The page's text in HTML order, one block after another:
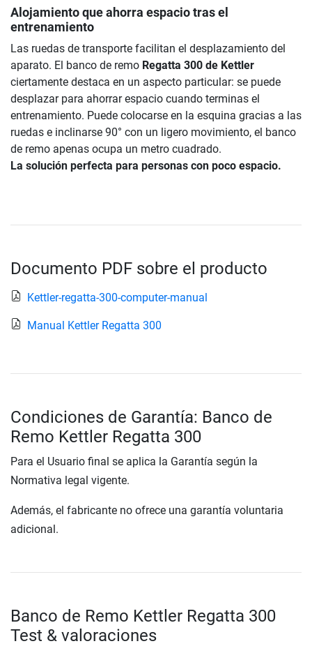
Alojamiento que ahorra espacio tras el
entrenamiento
Las ruedas de transporte facilitan el desplazamiento del
aparato. El banco de remo Regatta 300 de Kettler
ciertamente destaca en un aspecto particular: se puede
desplazar para ahorrar espacio cuando terminas el
entrenamiento. Puede colocarse en la esquina gracias a las
ruedas e inclinarse 90° con un ligero movimiento, el banco
de remo apenas ocupa un metro cuadrado.
La solución perfecta para personas con poco espacio.
Documento PDF sobre el producto
Kettler-regatta-300-computer-manual
Manual Kettler Regatta 300
Condiciones de Garantía: Banco de
Remo Kettler Regatta 300
Para el Usuario final se aplica la Garantía según la
Normativa legal vigente.
Además, el fabricante no ofrece una garantía voluntaria
adicional.
Banco de Remo Kettler Regatta 300
Test & valoraciones